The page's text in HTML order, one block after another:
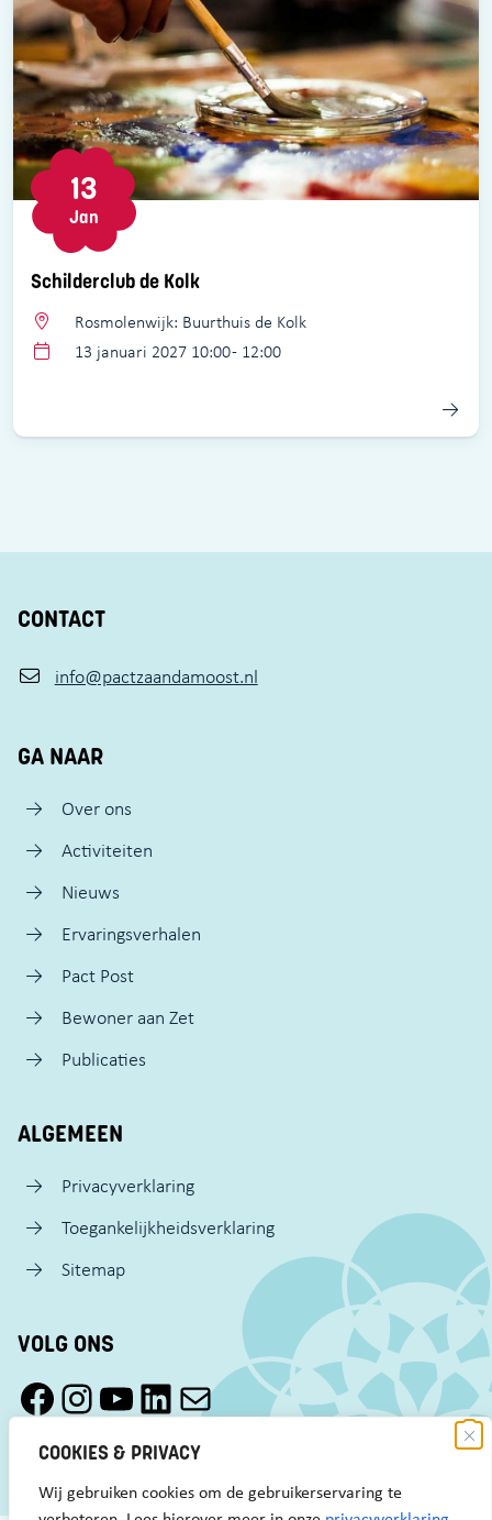
COOKIES & PRIVACY
Wij gebruiken cookies om de gebruikerservaring te
Schilderclub de Kolk
13
Jan
Rosmolenwijk: Buurthuis de Kolk
13 januari 2027 10:00 - 12:00
CONTACT
info@pactzaandamoost.nl
GA NAAR
Over ons
Activiteiten
Nieuws
Ervaringsverhalen
Pact Post
Bewoner aan Zet
Publicaties
ALGEMEEN
Privacyverklaring
Toegankelijkheidsverklaring
Sitemap
VOLG ONS
Facebook Pact Zaandam OostInstagram Pact Zaandam OostYouTube Pact Zaandam OostLinkedIn
Mail